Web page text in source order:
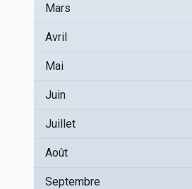
Mars
Avril
Mai
Juin
Juillet
Août
Septembre